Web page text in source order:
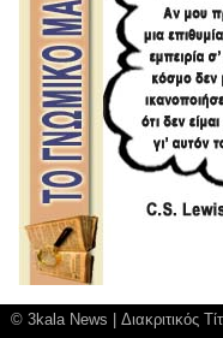
© 3kala News | Διακριτικός